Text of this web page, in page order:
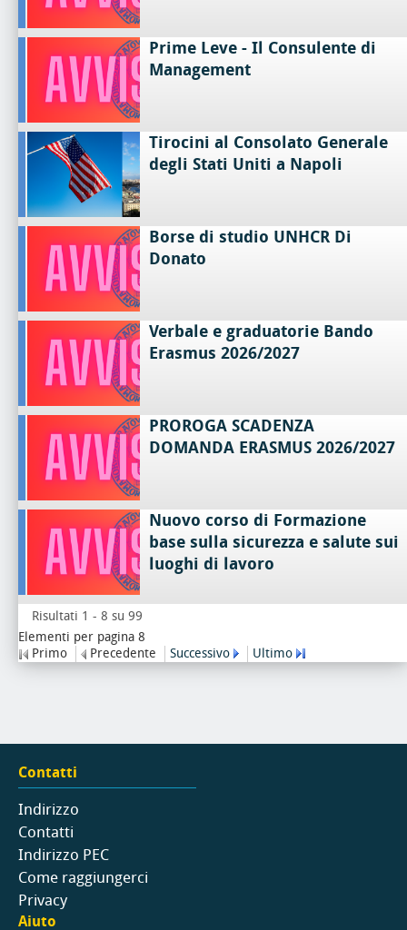
Prime Leve - Il Consulente di
Management
Tirocini al Consolato Generale
degli Stati Uniti a Napoli
Borse di studio UNHCR Di
Donato
Verbale e graduatorie Bando
Erasmus 2026/2027
PROROGA SCADENZA
DOMANDA ERASMUS 2026/2027
Nuovo corso di Formazione
base sulla sicurezza e salute sui
luoghi di lavoro
Risultati 1 - 8 su 99
Elementi per pagina 8
Primo
Precedente Successivo Ultimo
Contatti
Indirizzo
Contatti
Indirizzo PEC
Come raggiungerci
Privacy
Aiuto